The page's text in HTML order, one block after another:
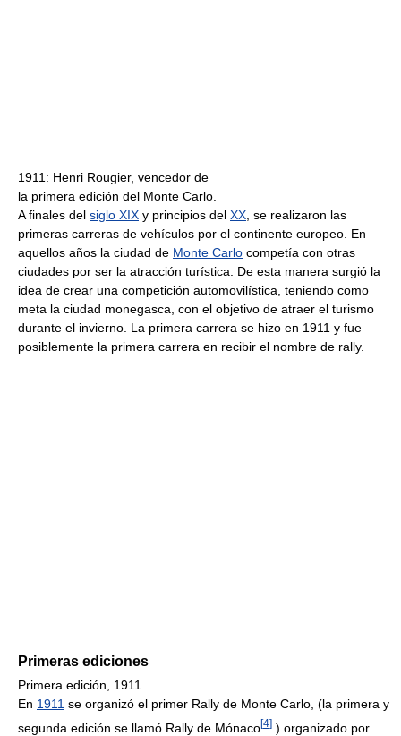
1911: Henri Rougier, vencedor de
la primera edición del Monte Carlo.
A finales del siglo XIX y principios del XX , se realizaron las
primeras carreras de vehículos por el continente europeo. En
aquellos años la ciudad de Monte Carlo competía con otras
ciudades por ser la atracción turística. De esta manera surgió la
idea de crear una competición automovilística, teniendo como
meta la ciudad monegasca, con el objetivo de atraer el turismo
durante el invierno. La primera carrera se hizo en 1911 y fue
posiblemente la primera carrera en recibir el nombre de rally.
Primeras ediciones
Primera edición, 1911
En 1911 se organizó el primer Rally de Monte Carlo, (la primera y
segunda edición se llamó Rally de Mónaco[4] ) organizado por